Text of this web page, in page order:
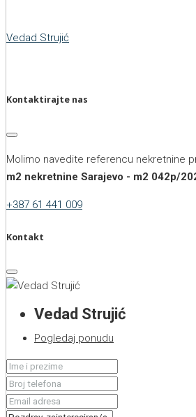
Vedad Strujić
Kontaktirajte nas
Molimo navedite referencu nekretnine
m2 nekretnine Sarajevo - m2 042p/
+387 61 441 009
Kontakt
Vedad Strujić
Pogledaj ponudu